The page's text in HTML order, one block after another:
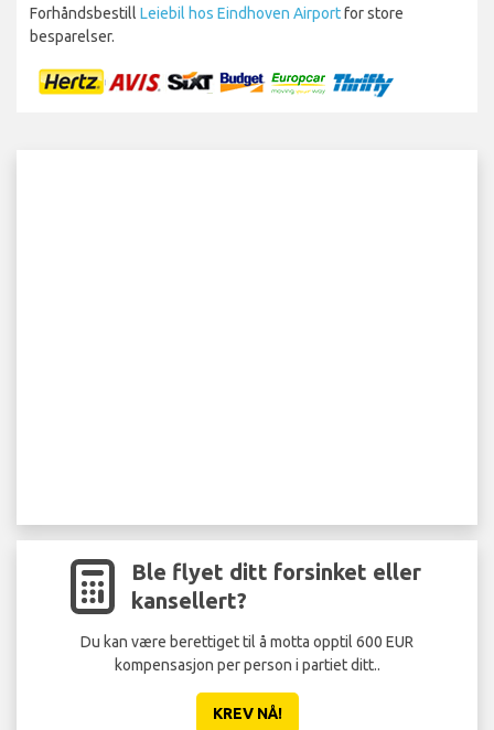
Forhåndsbestill Leiebil hos Eindhoven Airportfor store
besparelser.
Ble flyet ditt forsinket eller
kansellert?
Du kan være berettiget til å motta opptil 600 EUR
kompensasjon per person i partiet ditt..
KREV NÅ!